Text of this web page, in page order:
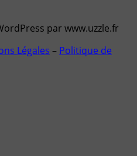
par www.uzzle.fr
Légales – Politique de